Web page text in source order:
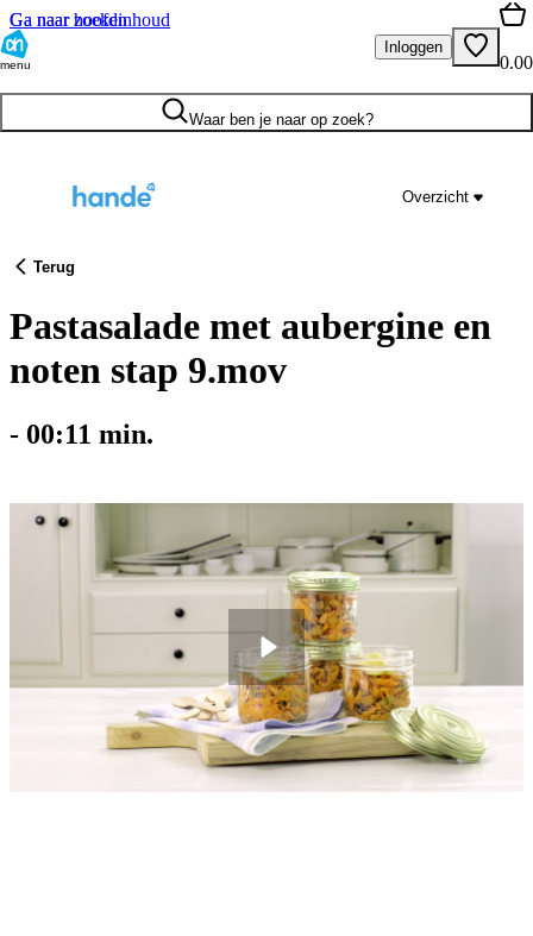
Ga naar hoofdinhoud
Ga naar zoeken
menu
Inloggen
0.00
Waar ben je naar op zoek?
Overzicht
Terug
Pastasalade met aubergine en
noten stap 9.mov
- 00:11 min.